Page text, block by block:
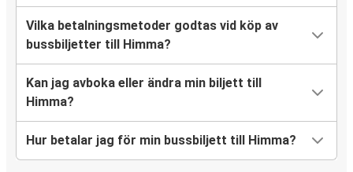
Vilka betalningsmetoder godtas vid köp av
bussbiljetter till Himma?
Kan jag avboka eller ändra min biljett till
Himma?
Hur betalar jag för min bussbiljett till Himma?